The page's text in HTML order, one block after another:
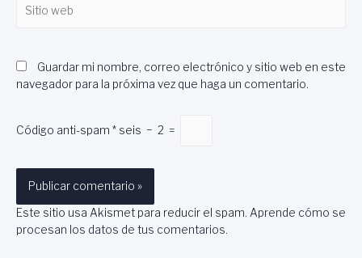
web
Guardar mi nombre, correo electrónico y sitio web en este
navegador para la próxima vez que haga un comentario.
Código anti-spam * seis − 2 =
Este sitio usa Akismet para reducir el spam. Aprende cómo se
procesan los datos de tus comentarios.